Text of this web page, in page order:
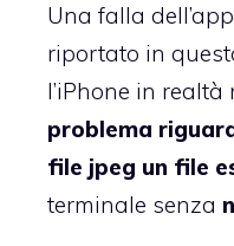
Una falla
riportato in
l’iPhone in
problema
file jpeg un file
terminale senza